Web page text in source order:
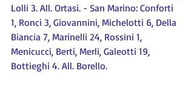
Lolli 3. All. Ortasi. - San Marino: Conforti
1, Ronci 3, Giovannini, Michelotti 6, Della
Biancia 7, Marinelli 24, Rossini 1,
Menicucci, Berti, Merli, Galeotti 19,
Bottieghi 4. All. Borello.